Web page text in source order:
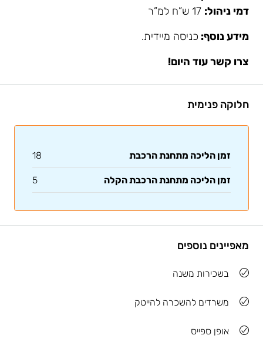
דמי ניהול:
מידע נוסף: כניסה מיידית.
צרו קשר עוד היום!
חלוקה פנימית
זמן הליכה מתחנת הרכבת 18
זמן הליכה מתחנת הרכבת הקלה 5
מאפיינים נוספים
בשכירות משנה
משרדים להשכרה להייטק
אופן ספייס